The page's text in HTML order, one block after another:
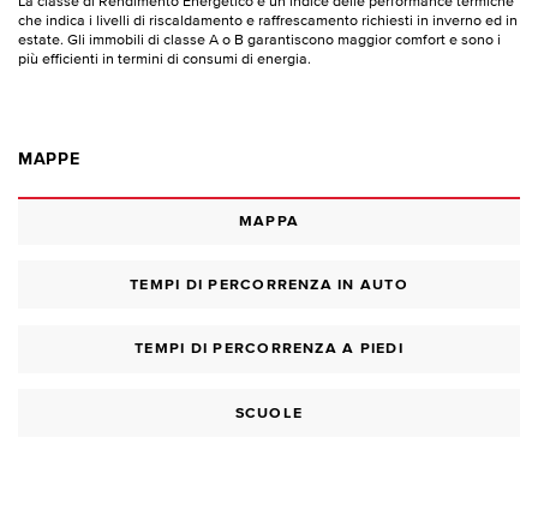
che indica i livelli di riscaldamento e raffrescamento richiesti in inverno ed in
estate. Gli immobili di classe A o B garantiscono maggior comfort e sono i
più efficienti in termini di consumi di energia.
MAPPE
MAPPA
TEMPI DI PERCORRENZA IN AUTO
TEMPI DI PERCORRENZA A PIEDI
SCUOLE